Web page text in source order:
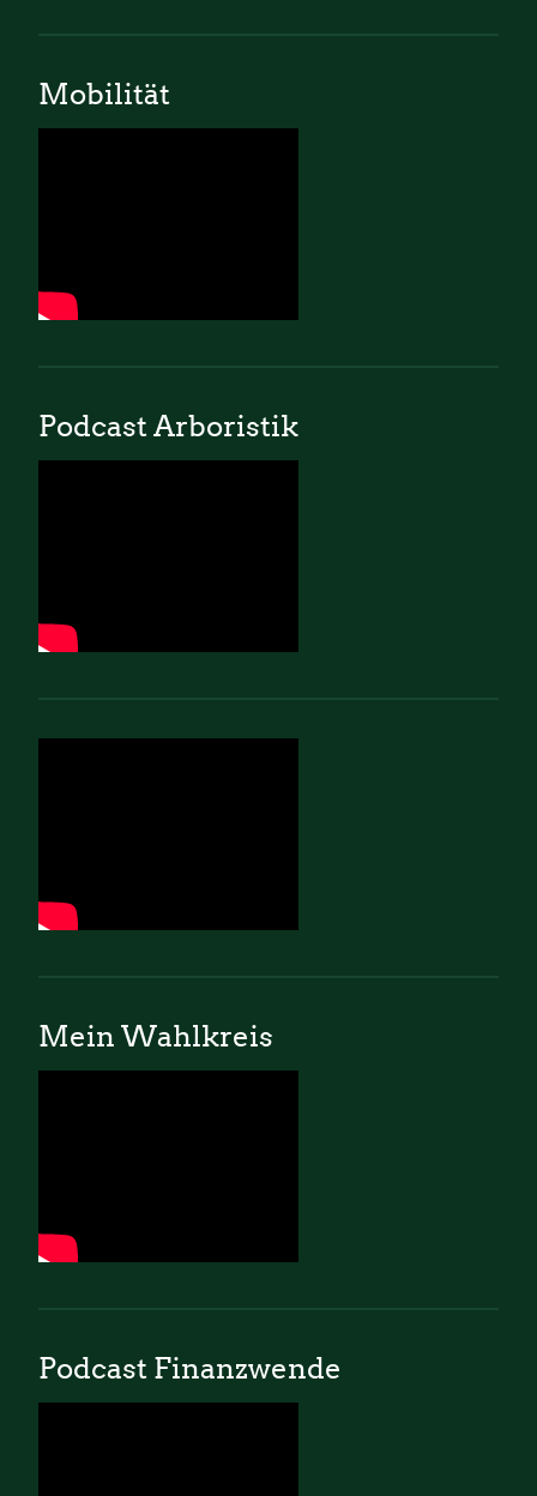
Mobilität
Podcast Arboristik
Mein Wahlkreis
Podcast Finanzwende